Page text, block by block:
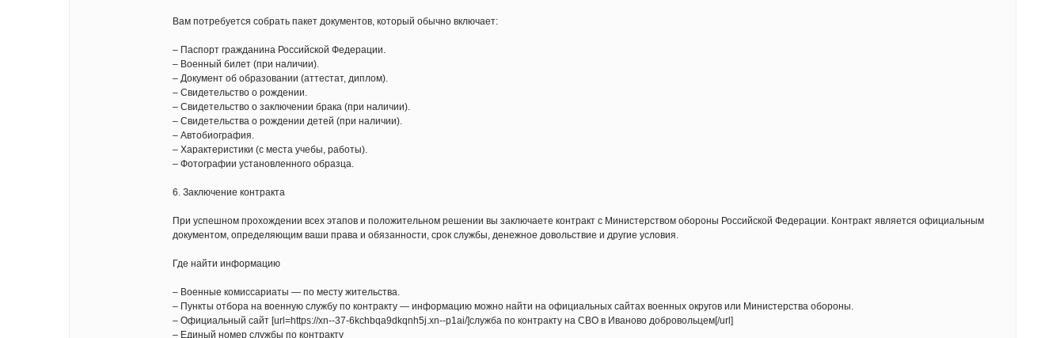
Вам потребуется собрать пакет документов, который обычно включает:
– Паспорт гражданина Российской Федерации.
– Военный билет (при наличии).
– Документ об образовании (аттестат, диплом).
– Свидетельство о рождении.
– Свидетельство о заключении брака (при наличии).
– Свидетельства о рождении детей (при наличии).
– Автобиография.
– Характеристики (с места учебы, работы).
– Фотографии установленного образца.
6. Заключение контракта
При успешном прохождении всех этапов и положительном решении вы заключаете контракт с Министерством обороны Российской Федерации. Контракт является официальным
документом, определяющим ваши права и обязанности, срок службы, денежное довольствие и другие условия.
Где найти информацию
– Военные комиссариаты — по месту жительства.
– Пункты отбора на военную службу по контракту — информацию можно найти на официальных сайтах военных округов или Министерства обороны.
– Официальный сайт [url=https://xn--37-6kchbqa9dkqnh5j.xn--p1ai/]служба по контракту на СВО в Иваново добровольцем[/url]
– Единый номер службы по контракту